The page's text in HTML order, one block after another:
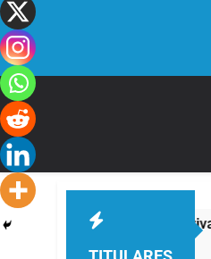
Privada: hubo